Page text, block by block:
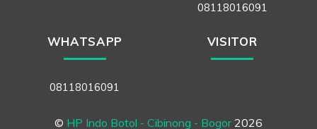
08118016091
WHATSAPP
08118016091
VISITOR
© HP Indo Botol - Cibinong - Bogor2026